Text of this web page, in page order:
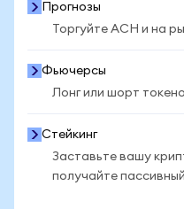
Прогнозы
Торгуйте ACH и на
Фьючерсы
Лонг или шорт
Стейкинг
Заставьте вашу
получайте